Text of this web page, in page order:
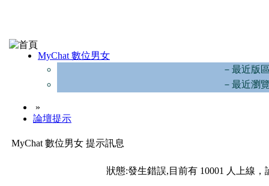
MyChat 數位男女
－最近版
－最近瀏
»
論壇提示
MyChat 數位男女 提示訊息
狀態:發生錯誤,目前有 10001 人上線